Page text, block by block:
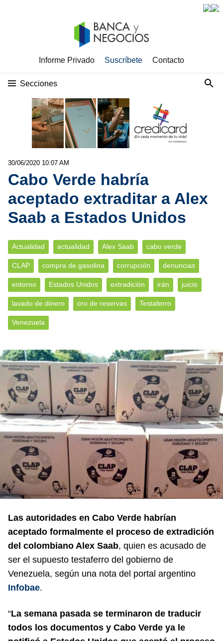
Informe Privado Suscríbete Contacto
Secciones
30/06/2020 10:07 AM
Cabo Verde habría
aceptado extraditar a Alex
Saab a Estados Unidos
Actualidad actualidad Alex Saab cabo verde
CLAP compra de gasolina corrupción denuncias
entorno Estados Unidos extradición irán juicio
lavado de dinero oro de reservas Testaferro
Venezuela
Las autoridades en Cabo Verde habrían
aceptado formalmente el proceso de extradición
del colombiano Alex Saab, quien es acusado de
ser el supuesto testaferro del gobierno de
Venezuela, según una nota del portal argentino
Infobae.
“La semana pasada se terminaron de traducir
todos los documentos y Cabo Verde ya le